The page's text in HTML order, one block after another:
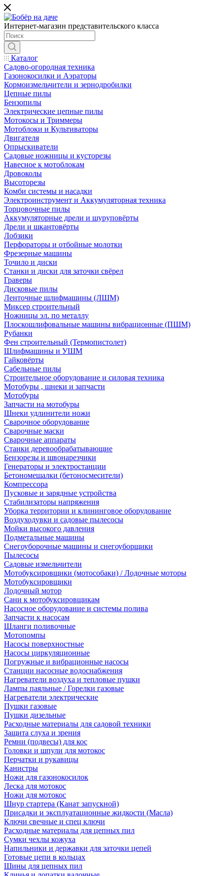
Интернет-магазин представительского класса
Каталог
Садово-огородная техника
Газонокосилки и Аэраторы
Кормоизмельчители и зернодробилки
Цепные пилы
Бензопилы
Электрические цепные пилы
Мотокосы и Триммеры
Мотоблоки и Культиваторы
Двигателя
Опрыскиватели
Садовые ножницы и кусторезы
Навесное к мотоблокам
Дровоколы
Высоторезы
Комби системы и насадки
Электроинструмент и Аккумуляторная техника
Торцовочные пилы
Аккумуляторные дрели и шуруповёрты
Дрели и шкантовёрты
Лобзики
Перфораторы и отбойные молотки
Фрезерные машины
Точило и диски
Станки и диски для заточки свёрел
Граверы
Дисковые пилы
Ленточные шлифмашины (ЛШМ)
Миксер строительный
Ножницы эл. по металлу
Плоскошлифовальные машины вибрационные (ПШМ)
Рубанки
Фен строительный (Термопистолет)
Шлифмашины и УШМ
Гайковёрты
Сабельные пилы
Строительное оборудование и силовая техника
Мотобуры , шнеки и запчасти
Мотобуры
Запчасти на мотобуры
Шнеки удлинители ножи
Сварочное оборудование
Сварочные маски
Сварочные аппараты
Станки деревообрабатывающие
Бензорезы и швонарезчики
Генераторы и электростанции
Бетономешалки (бетоносмесители)
Компрессора
Пусковые и зарядные устройства
Стабилизаторы напряжения
Уборка территории и клининговое оборудование
Воздуходувки и садовые пылесосы
Мойки высокого давления
Подметальные машины
Снегоуборочные машины и снегоуборщики
Пылесосы
Садовые измельчители
Мотобуксировщики (мотособаки) / Лодочные моторы
Мотобуксировщики
Лодочный мотор
Сани к мотобуксировщикам
Насосное оборудование и системы полива
Запчасти к насосам
Шланги поливочные
Мотопомпы
Насосы поверхностные
Насосы циркуляционные
Погружные и вибрационные насосы
Станции насосные водоснабжения
Нагреватели воздуха и тепловые пушки
Лампы паяльные / Горелки газовые
Нагреватели электрические
Пушки газовые
Пушки дизельные
Расходные материалы для садовой техники
Защита слуха и зрения
Ремни (подвесы) для кос
Головки и шпули для мотокос
Перчатки и рукавицы
Канистры
Ножи для газонокосилок
Леска для мотокос
Ножи для мотокос
Шнур стартера (Канат запускной)
Присадки и эксплуатационные жидкости (Масла)
Ключи свечные и спец ключи
Расходные материалы для цепных пил
Сумки чехлы кожуха
Напильники и державки для заточки цепей
Готовые цепи в кольцах
Шины для цепных пил